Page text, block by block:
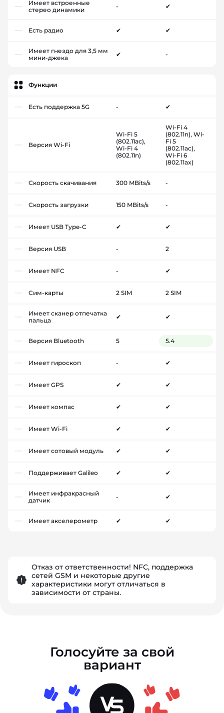
Имеет встроенные
стерео динамики
- ✔
Есть радио ✔ ✔
Имеет гнездо для 3,5 мм
мини-джека
✔ -
Функции
Есть поддержка 5G - ✔
Версия Wi-Fi
Wi-Fi 5
(802.11ac),
Wi-Fi 4
(802.11n)
Wi-Fi 4
(802.11n), Wi-
Fi 5
(802.11ac),
Wi-Fi 6
(802.11ax)
Скорость скачивания 300 MBits/s -
Скорость загрузки 150 MBits/s -
Имеет USB Type-C ✔ ✔
Версия USB - 2
Имеет NFC - ✔
Сим-карты 2 SIM 2 SIM
Имеет сканер отпечатка
пальца
✔ ✔
Версия Bluetooth 5 5.4
Имеет гироскоп - ✔
Имеет GPS ✔ ✔
Имеет компас ✔ ✔
Имеет Wi-Fi ✔ ✔
Имеет сотовый модуль ✔ ✔
Поддерживает Galileo ✔ ✔
Имеет инфракрасный
датчик
- ✔
Имеет акселерометр ✔ ✔
Отказ от ответственности! NFC, поддержка
сетей GSM и некоторые другие
характеристики могут отличаться в
зависимости от страны.
Голосуйте за свой
вариант